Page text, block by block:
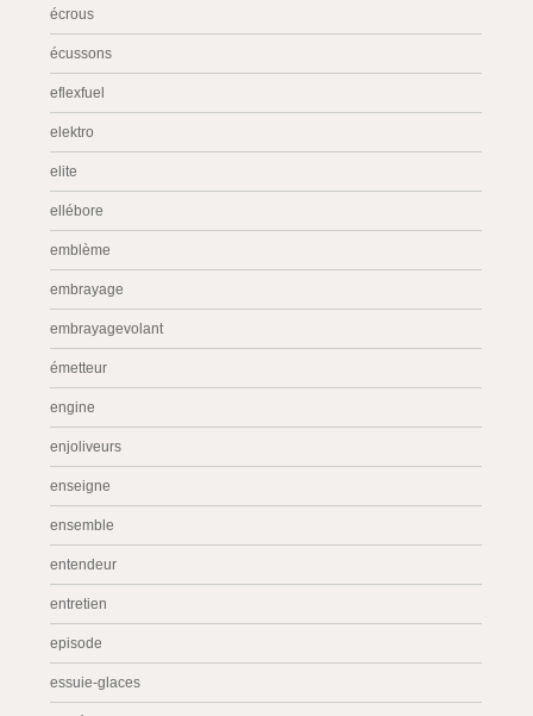
écrous
écussons
eflexfuel
elektro
elite
ellébore
emblème
embrayage
embrayagevolant
émetteur
engine
enjoliveurs
enseigne
ensemble
entendeur
entretien
episode
essuie-glaces